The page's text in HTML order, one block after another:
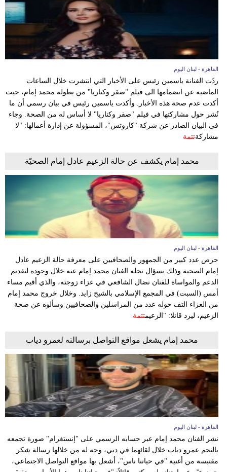
القاهرة - لبنان اليوم
ردّت الفنانة ياسمين رئيس على الأخبار التي انتشرت خلال الساعات
الماضية عن انضمامها الى فيلم "صقر وكناريا" من بطولة محمد إمام، حيث
أكدت عدم صحة هذه الأخبار. وأكدت ياسمين رئيس في بيان رسمي أن ما
نُشر حول مشاركتها في فيلم "صقر وكناريا" لا أساس له من الصحة. وجاء
في البيان الصادر عن شركة "كاروتس"، المسؤولة عن إدارة أعمالها: "لا
مشاركةتتمة
محمد إمام يكشف عن حالة الزعيم عادل إمام الصحيّة
القاهرة - لبنان اليوم
حرص عدد كبير من الجمهور والصحافيين على معرفة حالة الزعيم عادل
إمام الصحية وذلك بسؤال نجله الفنان محمد إمام عنه خلال وجوده لتقديم
الدعم والمواساة للفنان نضال الشافعي في عزاء زوجته، والذي أقيم مساء
أمس (السبت) في المجمع الإسلامي بالشيخ زايد. وخلال خروج محمد إمام
من العزاء التف حوله عدد من المراسلين والصحافيين وسألوه عن صحة
الزعيم، ليرد قائلا: "الزعيمتتمة
محمد إمام يشعل مواقع التواصل برسالته لعمرو دياب
القاهرة - لبنان اليوم
نشر الفنان محمد إمام عبر حسابه الرسمي على "إنستغرام" صورة تجمعه
بالنجم عمرو دياب خلال لقائهما في دبي، وجه له من خلالها رسالة شكر
مقتبسة من أغنية "في حياتنا ناس"، أشعل بها مواقع التواصل الاجتماعي،